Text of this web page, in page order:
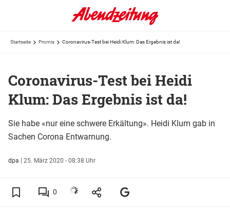
Startseite Promis Coronavirus-Test bei Heidi Klum: Das Ergebnis ist da!
Coronavirus-Test bei Heidi
Klum: Das Ergebnis ist da!
Sie habe «nur eine schwere Erkältung». Heidi Klum gab in
Sachen Corona Entwarnung.
dpa | 25. März 2020 - 08:38 Uhr
0